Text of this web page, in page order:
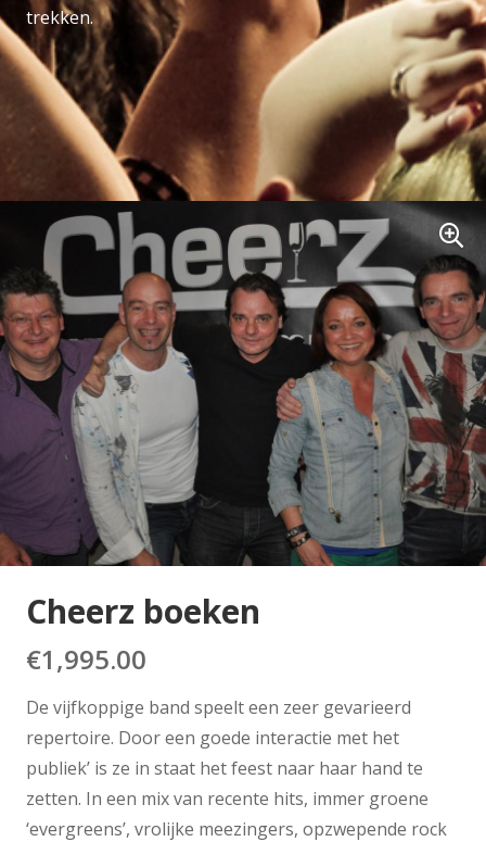
trekken.
Cheerz boeken
€1,995.00
De vijfkoppige band speelt een zeer gevarieerd
repertoire. Door een goede interactie met het
publiek’ is ze in staat het feest naar haar hand te
zetten. In een mix van recente hits, immer groene
‘evergreens’, vrolijke meezingers, opzwepende rock